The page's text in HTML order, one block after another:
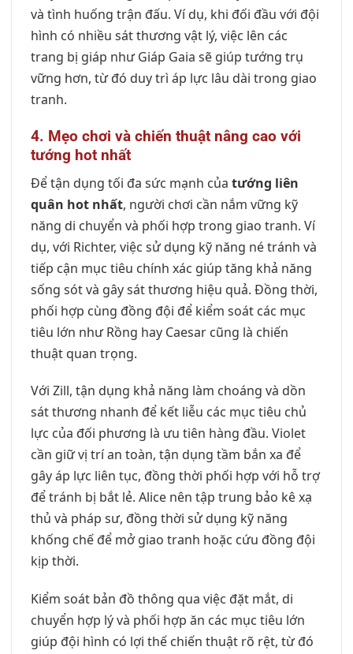
và tình huống trận đấu. Ví dụ, khi đối đầu với đội
hình có nhiều sát thương vật lý, việc lên các
trang bị giáp như Giáp Gaia sẽ giúp tướng trụ
vững hơn, từ đó duy trì áp lực lâu dài trong giao
tranh.
4. Mẹo chơi và chiến thuật nâng cao với
tướng hot nhất
Để tận dụng tối đa sức mạnh của tướng liên
quân hot nhất, người chơi cần nắm vững kỹ
năng di chuyển và phối hợp trong giao tranh. Ví
dụ, với Richter, việc sử dụng kỹ năng né tránh và
tiếp cận mục tiêu chính xác giúp tăng khả năng
sống sót và gây sát thương hiệu quả. Đồng thời,
phối hợp cùng đồng đội để kiểm soát các mục
tiêu lớn như Rồng hay Caesar cũng là chiến
thuật quan trọng.
Với Zill, tận dụng khả năng làm choáng và dồn
sát thương nhanh để kết liễu các mục tiêu chủ
lực của đối phương là ưu tiên hàng đầu. Violet
cần giữ vị trí an toàn, tận dụng tầm bắn xa để
gây áp lực liên tục, đồng thời phối hợp với hỗ trợ
để tránh bị bắt lẻ. Alice nên tập trung bảo kê xạ
thủ và pháp sư, đồng thời sử dụng kỹ năng
khống chế để mở giao tranh hoặc cứu đồng đội
kịp thời.
Kiểm soát bản đồ thông qua việc đặt mắt, di
chuyển hợp lý và phối hợp ăn các mục tiêu lớn
giúp đội hình có lợi thế chiến thuật rõ rệt, từ đó